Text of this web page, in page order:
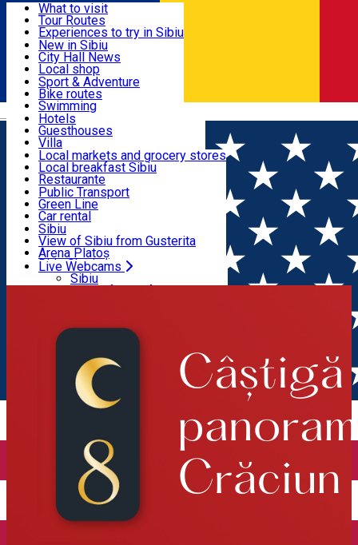
Română
Useful info
Activities & Adventure
Accommodation
Food, Drinks & Nightlife
Transport & Parking
Live Webcams
What to visit
Tour Routes
Experiences to try in Sibiu
Podcast
Culture
Museums
Churches
Parks, Zoo
County of Sibiu
New in Sibiu
City Hall News
Local shop
Sibiu artisans
Sibiul Verde
Public services
Education
How do I get to Sibiu
Tourist Info
Tour Guides
Guided tours
Publicații locale
Beauty salons
Sport & Adventure
Bike routes
Swimming
Riding
Indoor activities
Loc de joacă indoor
Loc de joacă outdoor
Ski
Ice skating
Yoga
Hotels
Guesthouses
Villa
Hostels
Motel
Camping
Renting rooms
Rooms for rent
Accommodation outside Sibiu
Local markets and grocery stores
Local breakfast Sibiu
Restaurante
Pizza
Fast Food
Coffee
Sweets
Pub, Bar
Night clubs
Bakeries
Public Transport
Green Line
Car rental
Rent a bike
Scooter rentals
Taxi
Ride Sharing
Parking tickets
Parking places
Sibiu
View of Sibiu from Gusterita
Arena Platoș
Live Webcams
Sibiu
View of Sibiu from Gusterita
Home SURPRIZA ZILEI ⭐ 8 DECEMBRIE